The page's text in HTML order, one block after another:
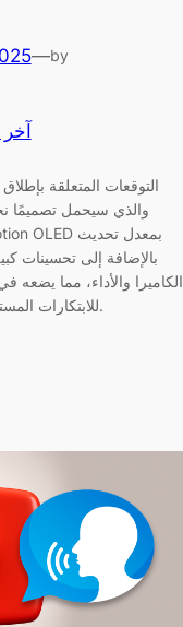
—by
آخر
والذي سيحمل تصميمًا
الكاميرا والأداء، مما
للابتكارات المستقبلية مثل الأجهزة القابلة للطي.